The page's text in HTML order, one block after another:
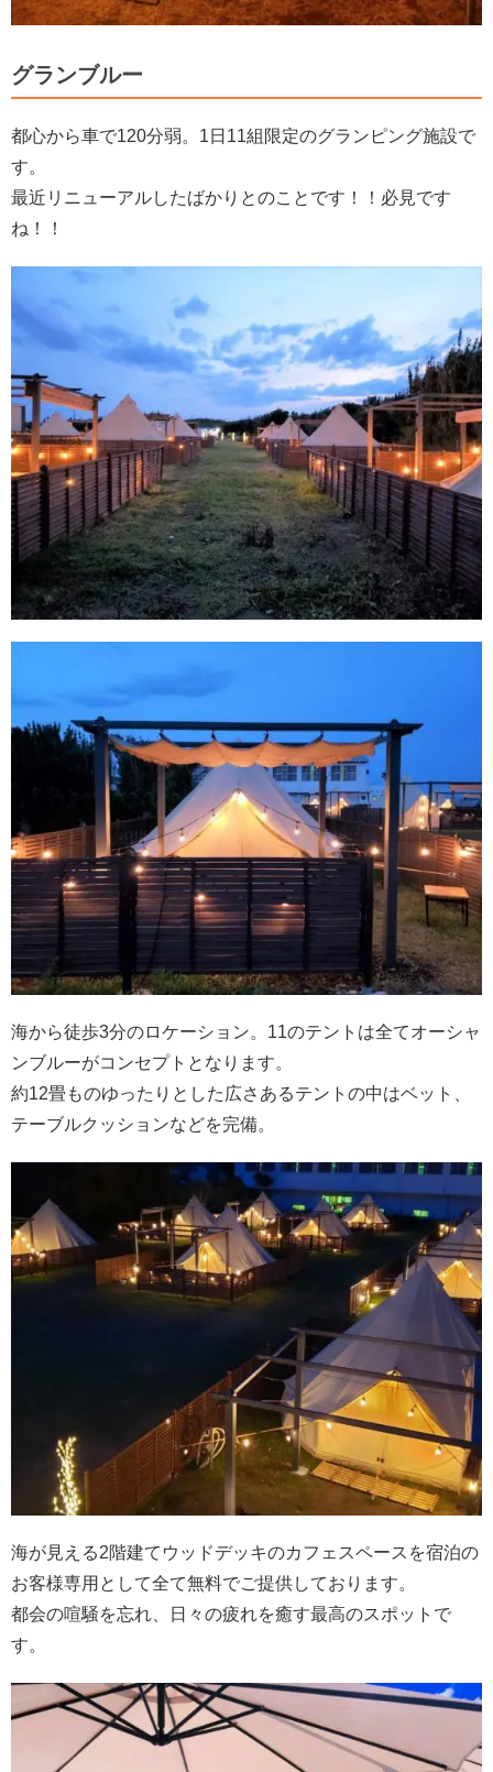
グランブルー
都心から車で120分弱。1日11組限定のグランピング施設で
す。
最近リニューアルしたばかりとのことです！！必見です
ね！！
海から徒歩3分のロケーション。11のテントは全てオーシャ
ンブルーがコンセプトとなります。
約12畳ものゆったりとした広さあるテントの中はベット、
テーブルクッションなどを完備。
海が見える2階建てウッドデッキのカフェスペースを宿泊の
お客様専用として全て無料でご提供しております。
都会の喧騒を忘れ、日々の疲れを癒す最高のスポットで
す。